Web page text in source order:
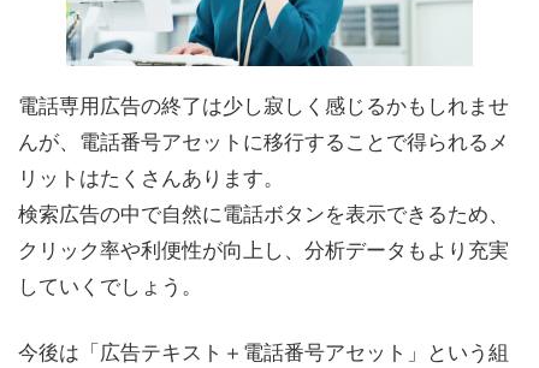
電話専用広告の終了は少し寂しく感じるかもしれませ
んが、電話番号アセットに移行することで得られるメ
リットはたくさんあります。
検索広告の中で自然に電話ボタンを表示できるため、
クリック率や利便性が向上し、分析データもより充実
していくでしょう。
今後は「広告テキスト＋電話番号アセット」という組